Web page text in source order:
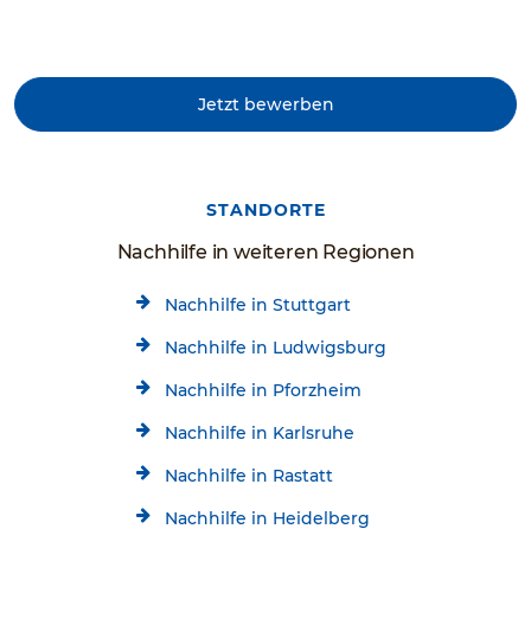
Jetzt bewerben
STANDORTE
Nachhilfe in weiteren Regionen
Nachhilfe in Stuttgart
Nachhilfe in Ludwigsburg
Nachhilfe in Pforzheim
Nachhilfe in Karlsruhe
Nachhilfe in Rastatt
Nachhilfe in Heidelberg